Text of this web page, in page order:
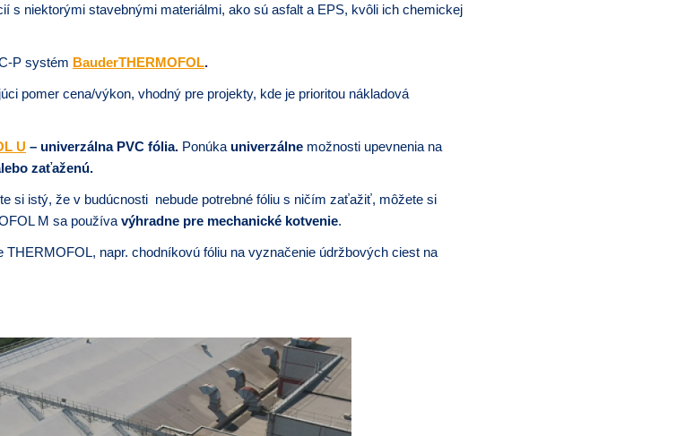
s niektorými stavebnými materiálmi, ako sú asfalt a EPS, kvôli ich chemickej
P systém BauderTHERMOFOL.
pomer cena/výkon, vhodný pre projekty, kde je prioritou nákladová
U – univerzálna PVC fólia. Ponúka univerzálne možnosti upevnenia na
zaťaženú.
si istý, že v budúcnosti nebude potrebné fóliu s ničím zaťažiť, môžete si
M sa používavýhradne pre mechanické kotvenie.
THERMOFOL, napr. chodníkovú fóliu na vyznačenie údržbových ciest na